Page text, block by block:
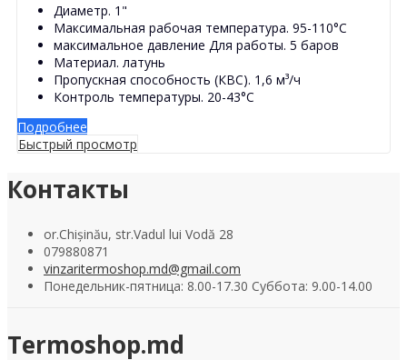
Диаметр. 1"
Максимальная рабочая температура. 95-110°С
максимальное давление Для работы. 5 баров
Материал. латунь
Пропускная способность (КВС). 1,6 м³/ч
Контроль температуры. 20-43°С
Подробнее
Быстрый просмотр
Контакты
or.Chișinău, str.Vadul lui Vodă 28
079880871
vinzaritermoshop.md@gmail.com
Понедельник-пятница: 8.00-17.30 Суббота: 9.00-14.00
Termoshop.md